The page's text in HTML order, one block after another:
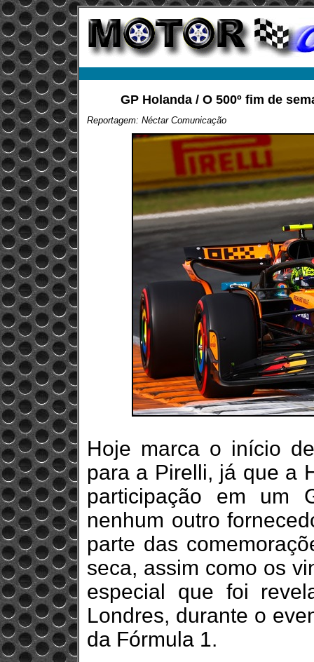
GP Holanda / O 500º fim de
Reportagem: Néctar Comunicação
Hoje marca o início
para a Pirelli, já que a
participação em um
nenhum outro
parte das
seca, assim como os
especial que foi
Londres, durante o
da Fórmula 1.